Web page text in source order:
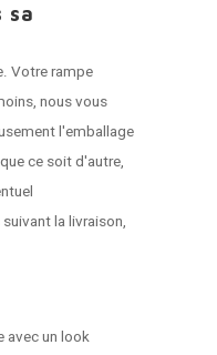
sa
Votre rampe
nous vous
l'emballage
ce soit d'autre,
la livraison,
avec un look